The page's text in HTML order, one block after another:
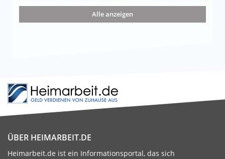
die 15 besten Möglichkeiten
Alle anzeigen
ÜBER HEIMARBEIT.DE
Heimarbeit.de ist ein Informationsportal, das sich